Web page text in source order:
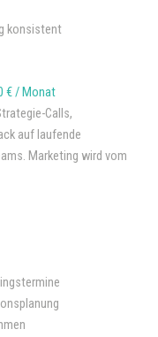
konsistent
€ / Monat
Calls,
auf laufende
Marketing wird vom